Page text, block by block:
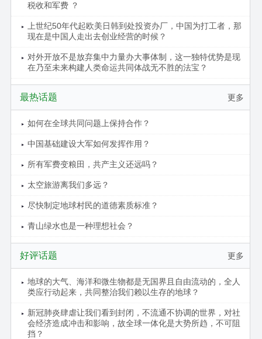
税收和军费 ？
上世纪50年代起欧美日韩到处投资办厂，中国为打工者，那
现在是中国人走出去创业经营的时候？
对外开放不是放弃集中力量办大事体制，这一独特优势是现
在乃至未来构建人类命运共同体战无不胜的法宝？
更多
最热话题
如何在全球共同问题上保持合作？
中国基础建设大军如何发挥作用？
所有军费变粮田，共产主义还远吗？
太空旅游离我们多远？
尽快制定地球村民的道德素质标准？
青山绿水也是一种理想社会？
更多
好评话题
地球的大气、海洋和微生物都是无国界且自由流动的，全人
类应行动起来，共同整治我们赖以生存的地球？
新冠肺炎肆虐让我们看到封闭，不流通不协调的世界，对社
会经济造成冲击和影响，故全球一体化是大势所趋，不可阻
挡？